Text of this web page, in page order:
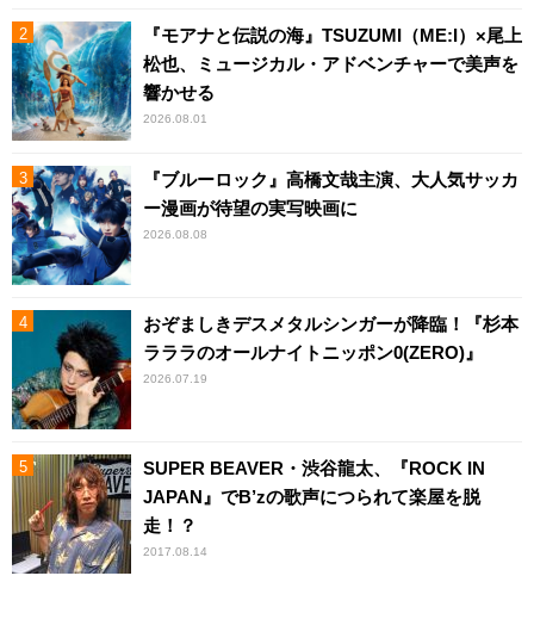
『モアナと伝説の海』TSUZUMI（ME:I）×尾上
松也、ミュージカル・アドベンチャーで美声を
響かせる
2026.08.01
『ブルーロック』高橋文哉主演、大人気サッカ
ー漫画が待望の実写映画に
2026.08.08
おぞましきデスメタルシンガーが降臨！『杉本
ラララのオールナイトニッポン0(ZERO)』
2026.07.19
SUPER BEAVER・渋谷龍太、『ROCK IN
JAPAN』でB’zの歌声につられて楽屋を脱
走！？
2017.08.14